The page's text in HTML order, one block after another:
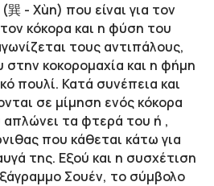
- Χùn) που είναι για τον
κόκορα και η φύση του
τους αντιπάλους,
στην κοκορομαχία και η φήμη
πουλί. Κατά συνέπεια και
σε μίμηση ενός κόκορα
απλώνει τα φτερά του ή ,
που κάθεται κάτω για
της. Εξού και η συσχέτιση
Σουέν, το σύμβολο